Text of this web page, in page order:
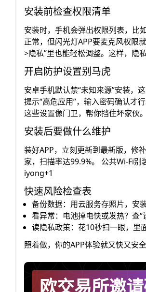
安装前检查权限清单
安装时，手机会弹出权限列表，比
正常，但闪光灯APP要麦克风权限
>隐私”里也能轻松调整。这样，隐
开启防护设置别马虎
安卓手机默认禁“未知来源”安装，
提示“高危应用”，输入密码确认才
这些设置像门卫，帮你挡住坏家伙
安装后要做什么维护
装好APP，立刻更新到最新版，修
家，扫描率达99.9%。 公共Wi-Fi别
iyong+1
快速风险检查表
备份数据：用云服务存照片，安
看异常：电池掉电快或发热？查“
读隐私政策：花10秒扫一眼，里
照着做，你的APP体验就又快又安
欧交易所邀